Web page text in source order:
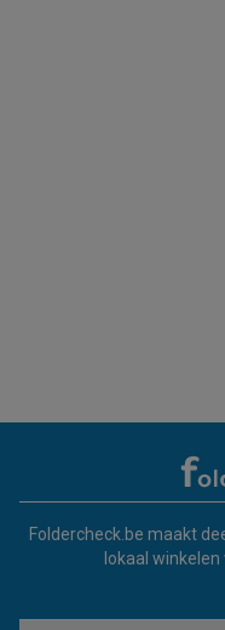
Foldercheck.be maakt
lokaal